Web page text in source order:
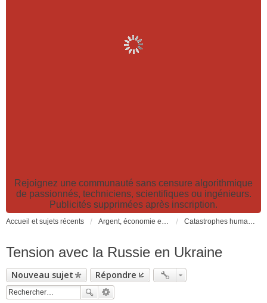
Rejoignez une communauté sans censure algorithmique
de passionnés, techniciens, scientifiques ou ingénieurs.
Publicités supprimées après inscription.
Accueil et sujets récents Argent, économie et finance. Alimentation et agriculture. Développement durable, pollution de l'air et catastrophes. Gestion des déchets. Catastrophes humanitaires, naturelles, climatiques et industrielles
Tension avec la Russie en Ukraine
Nouveau sujet Répondre